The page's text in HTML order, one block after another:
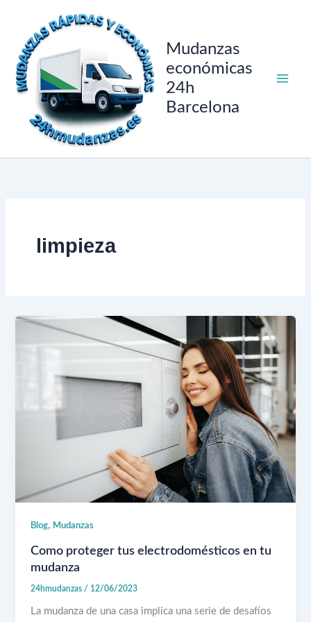
contenido
Mudanzas
económicas
24h
Barcelona
limpieza
Blog, Mudanzas
Como proteger tus electrodomésticos en tu
mudanza
24hmudanzas / 12/06/2023
La mudanza de una casa implica una serie de desafíos